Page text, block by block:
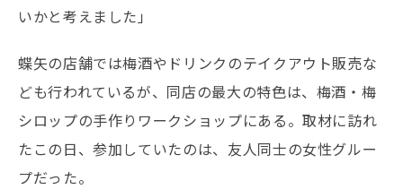
いかと考えました」
蝶矢の店舗では梅酒やドリンクのテイクアウト販売な
ども行われているが、同店の最大の特色は、梅酒・梅
シロップの手作りワークショップにある。取材に訪れ
たこの日、参加していたのは、友人同士の女性グルー
プだった。